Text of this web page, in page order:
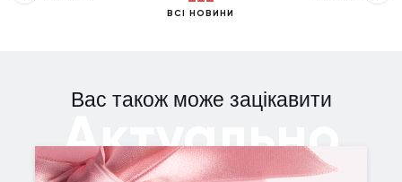
ВСІ НОВИНИ
Вас також може зацікавити
Актуально